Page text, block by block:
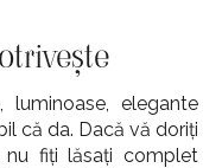
elegante
că da. Dacă vă doriți
nu fiți lăsați complet